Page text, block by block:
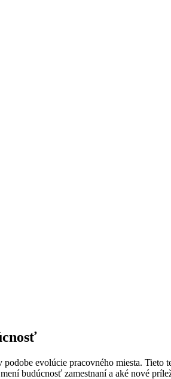
evolúcie pracovného miesta.
budúcnosť zamestnaní a aké nové